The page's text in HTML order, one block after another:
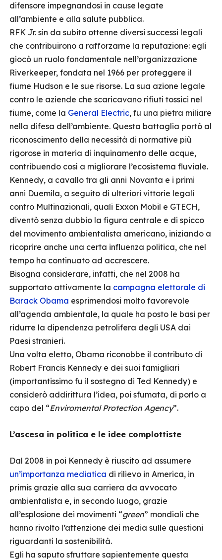
difensore impegnandosi in cause legate
all’ambiente e alla salute pubblica.
RFK Jr. sin da subito ottenne diversi successi legali
che contribuirono a rafforzarne la reputazione: egli
giocò un ruolo fondamentale nell’organizzazione
Riverkeeper, fondata nel 1966 per proteggere il
fiume Hudson e le sue risorse. La sua azione legale
contro le aziende che scaricavano rifiuti tossici nel
fiume, come la General Electric, fu una pietra miliare
nella difesa dell’ambiente. Questa battaglia portò al
riconoscimento della necessità di normative più
rigorose in materia di inquinamento delle acque,
contribuendo così a migliorare l’ecosistema fluviale.
Kennedy, a cavallo tra gli anni Novanta e i primi
anni Duemila, a seguito di ulteriori vittorie legali
contro Multinazionali, quali Exxon Mobil e GTECH,
diventò senza dubbio la figura centrale e di spicco
del movimento ambientalista americano, iniziando a
ricoprire anche una certa influenza politica, che nel
tempo ha continuato ad accrescere.
Bisogna considerare, infatti, che nel 2008 ha
supportato attivamente la campagna elettorale di
Barack Obama esprimendosi molto favorevole
all’agenda ambientale, la quale ha posto le basi per
ridurre la dipendenza petrolifera degli USA dai
Paesi stranieri.
Una volta eletto, Obama riconobbe il contributo di
Robert Francis Kennedy e dei suoi famigliari
(importantissimo fu il sostegno di Ted Kennedy) e
considerò addirittura l’idea, poi sfumata, di porlo a
capo del “Enviromental Protection Agency”.
L’ascesa in politica e le idee complottiste
Dal 2008 in poi Kennedy è riuscito ad assumere
un’importanza mediatica di rilievo in America, in
primis grazie alla sua carriera da avvocato
ambientalista e, in secondo luogo, grazie
all’esplosione dei movimenti “green” mondiali che
hanno rivolto l’attenzione dei media sulle questioni
riguardanti la sostenibilità.
Egli ha saputo sfruttare sapientemente questa